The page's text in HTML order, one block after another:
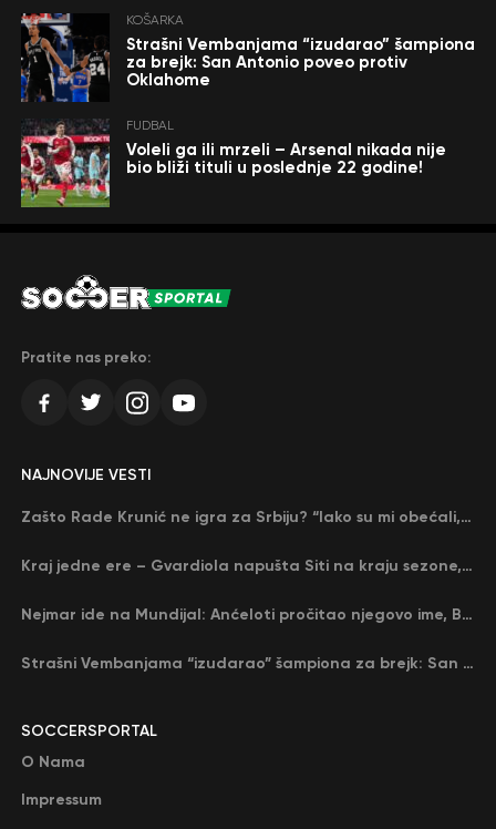
KOŠARKA
Strašni Vembanjama “izudarao” šampiona
za brejk: San Antonio poveo protiv
Oklahome
FUDBAL
Voleli ga ili mrzeli – Arsenal nikada nije
bio bliži tituli u poslednje 22 godine!
Pratite nas preko:
SOCCERSPORTAL
O Nama
Impressum
NAJNOVIJE VESTI
Zašto Rade Krunić ne igra za Srbiju? “Iako su mi obećali, niko me nije zvao…”
Kraj jedne ere – Gvardiola napušta Siti na kraju sezone, menja ga njegov nekadašnji rival
Nejmar ide na Mundijal: Anćeloti pročitao njegovo ime, Brazil u delirijumu (VIDEO)
Strašni Vembanjama “izudarao” šampiona za brejk: San Antonio poveo protiv Oklahome